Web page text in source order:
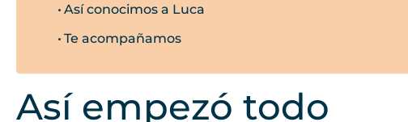
Así conocimos a Luca
Te acompañamos
Así empezó todo